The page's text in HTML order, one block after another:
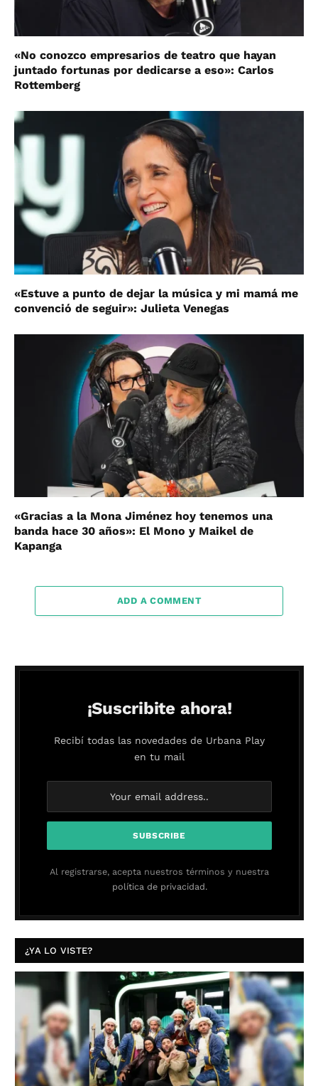
«No conozco empresarios de teatro que hayan
juntado fortunas por dedicarse a eso»: Carlos
Rottemberg
«Estuve a punto de dejar la música y mi mamá me
convenció de seguir»: Julieta Venegas
«Gracias a la Mona Jiménez hoy tenemos una
banda hace 30 años»: El Mono y Maikel de
Kapanga
ADD A COMMENT
¡Suscribite ahora!
Recibí todas las novedades de Urbana Play
en tu mail
Al registrarse, acepta nuestros términos y nuestra
política de privacidad.
¿YA LO VISTE?